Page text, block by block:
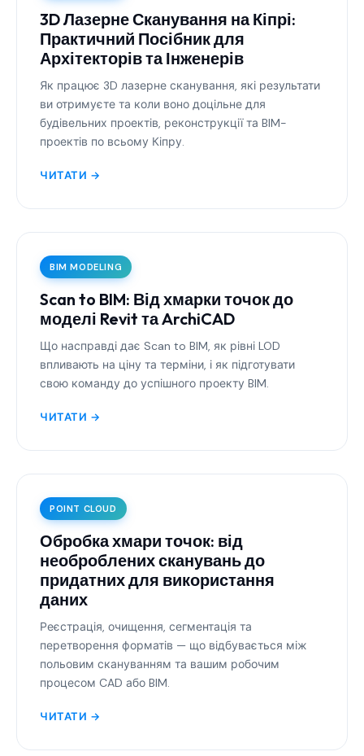
3D Лазерне Сканування на Кіпрі:
Практичний Посібник для
Архітекторів та Інженерів
Як працює 3D лазерне сканування, які результати
ви отримуєте та коли воно доцільне для
будівельних проектів, реконструкції та BIM-
проектів по всьому Кіпру.
ЧИТАТИ →
BIM MODELING
Scan to BIM: Від хмарки точок до
моделі Revit та ArchiCAD
Що насправді дає Scan to BIM, як рівні LOD
впливають на ціну та терміни, і як підготувати
свою команду до успішного проекту BIM.
ЧИТАТИ →
POINT CLOUD
Обробка хмари точок: від
необроблених сканувань до
придатних для використання
даних
Реєстрація, очищення, сегментація та
перетворення форматів — що відбувається між
польовим скануванням та вашим робочим
процесом CAD або BIM.
ЧИТАТИ →